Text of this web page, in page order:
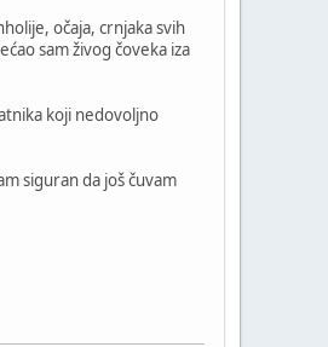
očaja, crnjaka svih
sam živog čoveka iza
koji nedovoljno
siguran da još čuvam